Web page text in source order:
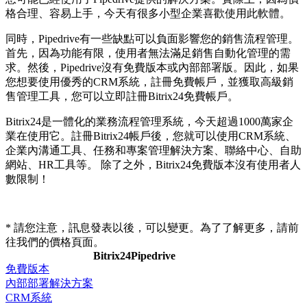
格合理、容易上手，今天有很多小型企業喜歡使用此軟體。
同時，Pipedrive有一些缺點可以負面影響您的銷售流程管理。
首先，因為功能有限，使用者無法滿足銷售自動化管理的需
求。然後，Pipedrive沒有免費版本或內部部署版。因此，如果
您想要使用優秀的CRM系統，註冊免費帳戶，並獲取高級銷
售管理工具，您可以立即註冊Bitrix24免費帳戶。
Bitrix24是一體化的業務流程管理系統，今天超過1000萬家企
業在使用它。註冊Bitrix24帳戶後，您就可以使用CRM系統、
企業內溝通工具、任務和專案管理解決方案、聯絡中心、自助
網站、HR工具等。 除了之外，Bitrix24免費版本沒有使用者人
數限制！
* 請您注意，訊息發表以後，可以變更。為了了解更多，請前
往我們的價格頁面。
Bitrix24Pipedrive
免費版本
內部部署解決方案
CRM系統